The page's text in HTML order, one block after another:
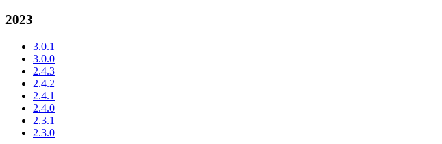
2023
3.0.1
3.0.0
2.4.3
2.4.2
2.4.1
2.4.0
2.3.1
2.3.0